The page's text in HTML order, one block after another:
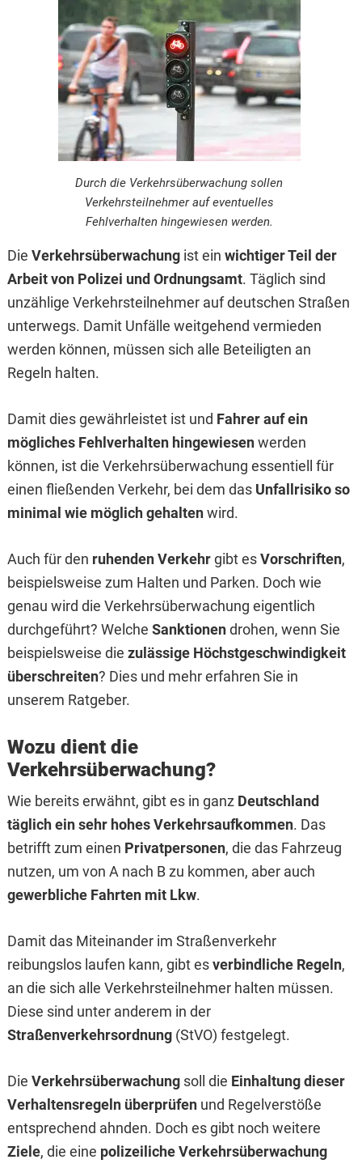
Durch die Verkehrsüberwachung sollen
Verkehrsteilnehmer auf eventuelles
Fehlverhalten hingewiesen werden.
Die Verkehrsüberwachungist ein wichtiger Teil der
Arbeit von Polizei und Ordnungsamt. Täglich sind
unzählige Verkehrsteilnehmer auf deutschen Straßen
unterwegs. Damit Unfälle weitgehend vermieden
werden können, müssen sich alle Beteiligten an
Regeln halten.
Damit dies gewährleistet ist und Fahrer auf ein
mögliches Fehlverhalten hingewiesenwerden
können, ist die Verkehrsüberwachung essentiell für
einen fließenden Verkehr, bei dem das Unfallrisiko so
minimal wie möglich gehaltenwird.
Auch für den ruhenden Verkehrgibt esVorschriften,
beispielsweise zum Halten und Parken. Doch wie
genau wird die Verkehrsüberwachung eigentlich
durchgeführt? Welche Sanktionendrohen, wenn Sie
beispielsweise die zulässige Höchstgeschwindigkeit
überschreiten? Dies und mehr erfahren Sie in
unserem Ratgeber.
Wozu dient die
Verkehrsüberwachung?
Wie bereits erwähnt, gibt es in ganz Deutschland
täglich ein sehr hohes Verkehrsaufkommen. Das
betrifft zum einen Privatpersonen, die das Fahrzeug
nutzen, um von A nach B zu kommen, aber auch
gewerbliche Fahrten mit Lkw.
Damit das Miteinander im Straßenverkehr
reibungslos laufen kann, gibt esverbindliche Regeln,
an die sich alle Verkehrsteilnehmer halten müssen.
Diese sind unter anderem in der
Straßenverkehrsordnung(StVO) festgelegt.
Die Verkehrsüberwachungsoll die Einhaltung dieser
Verhaltensregeln überprüfenund Regelverstöße
entsprechend ahnden. Doch es gibt noch weitere
Ziele, die eine polizeiliche Verkehrsüberwachung